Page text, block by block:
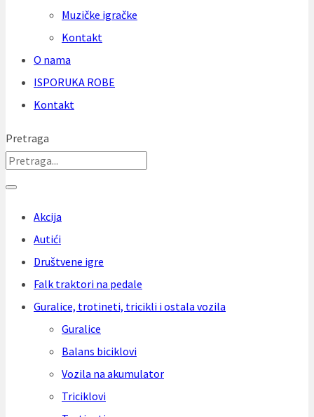
Muzičke igračke
Kontakt
O nama
ISPORUKA ROBE
Kontakt
Pretraga
Akcija
Autići
Društvene igre
Falk traktori na pedale
Guralice, trotineti, tricikli i ostala vozila
Guralice
Balans biciklovi
Vozila na akumulator
Triciklovi